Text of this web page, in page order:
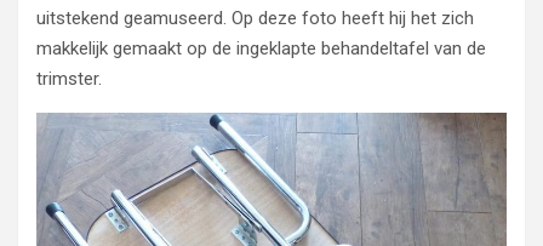
uitstekend geamuseerd. Op deze foto heeft hij het zich
makkelijk gemaakt op de ingeklapte behandeltafel van de
trimster.